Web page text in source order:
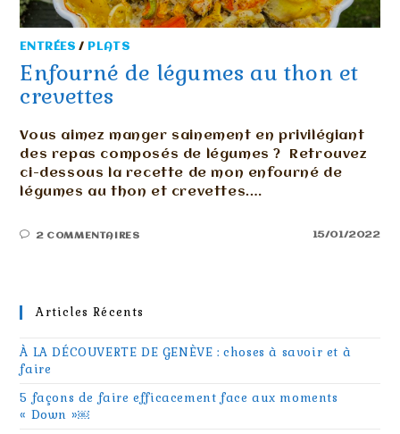
ENTRÉES / PLATS
Enfourné de légumes au thon et
crevettes
Vous aimez manger sainement en privilégiant
des repas composés de légumes ? Retrouvez
ci-dessous la recette de mon enfourné de
légumes au thon et crevettes.…
2 COMMENTAIRES 15/01/2022
Articles Récents
À LA DÉCOUVERTE DE GENÈVE : choses à savoir et à
faire
5 façons de faire efficacement face aux moments
« Down »￼